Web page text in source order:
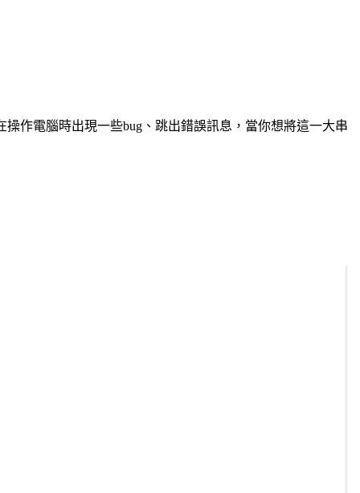
操作電腦時出現一些bug、跳出錯誤訊息，當你想將這一大串